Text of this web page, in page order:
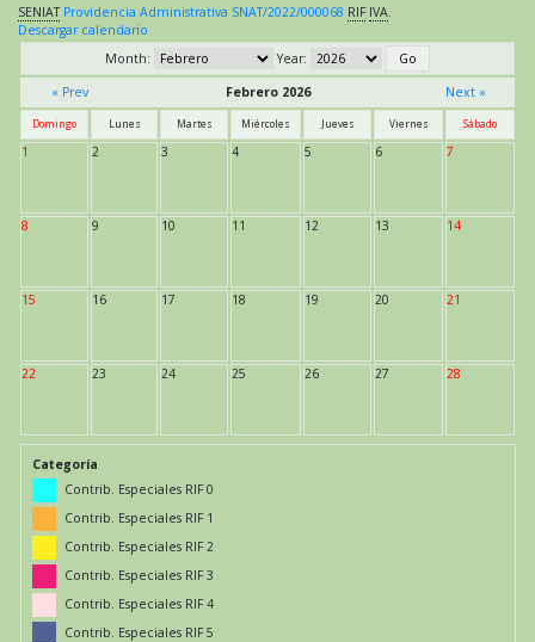
SENIAT Providencia Administrativa SNAT/2022/000068 RIF IVA.
Descargar calendario
Month:
Year:
« Prev
Febrero 2026 Next »
Domingo Lunes Martes Miércoles Jueves Viernes Sábado
1 2 3 4 5 6 7
8 9 10 11 12 13 14
15 16 17 18 19 20 21
22 23 24 25 26 27 28
Categoría
Contrib. Especiales RIF 0
Contrib. Especiales RIF 1
Contrib. Especiales RIF 2
Contrib. Especiales RIF 3
Contrib. Especiales RIF 4
Contrib. Especiales RIF 5